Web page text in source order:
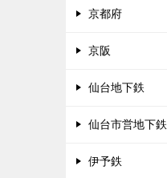
京都府
京阪
仙台地下鉄
仙台市営地下鉄
伊予鉄